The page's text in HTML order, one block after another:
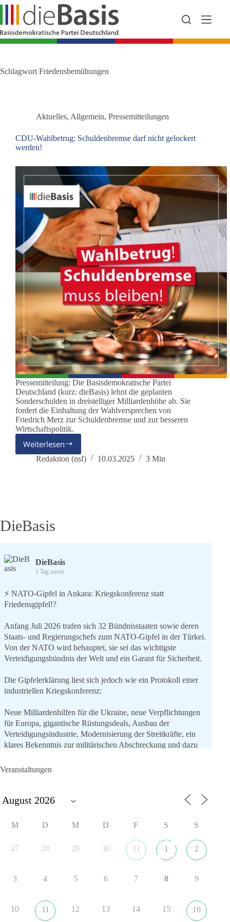
Zum
springen
Schlagwort Friedensbemühungen
Aktuelles, Allgemein, Pressemitteilungen
CDU-Wahlbetrug: Schuldenbremse darf nicht gelockert
werden!
Pressemitteilung: Die Basisdemokratische Partei
Deutschland (kurz: dieBasis) lehnt die geplanten
Sonderschulden in dreistelliger Milliardenhöhe ab. Sie
fordert die Einhaltung der Wahlversprechen von
Friedrich Merz zur Schuldenbremse und zur besseren
Wirtschaftspolitik.
Weiterlesen
CDU-
Wahlbetrug:
Redaktion (nsf) 10.03.2025 3 Min
DieBasis
DieBasis
1 Tag zuvor
⚡️ NATO-Gipfel in Ankara: Kriegskonferenz statt
Friedensgipfel!?
Anfang Juli 2026 trafen sich 32 Bündnisstaaten sowie deren
Staats- und Regierungschefs zum NATO-Gipfel in der Türkei.
Von der NATO wird behauptet, sie sei das wichtigste
Verteidigungsbündnis der Welt und ein Garant für Sicherheit.
Die Gipfelerklärung liest sich jedoch wie ein Protokoll einer
industriellen Kriegskonferenz:
Neue Milliardenhilfen für die Ukraine, neue Verpflichtungen
für Europa, gigantische Rüstungsdeals, Ausbau der
Verteidigungsindustrie, Modernisierung der Streitkräfte, ein
klares Bekenntnis zur militärischen Abschreckung und dazu
aus der NATO. Ein Gipfel, der mehr nach Rüstungsdeal als
nach Friedenspolitik klingt, wird niemals Sicherheit schaffen,
#NATO
Veranstaltungen
M D M D F S S
27 28 29 30 31 1 2
3 4 5 6 7 8 9
10 11 12 13 14 15 16